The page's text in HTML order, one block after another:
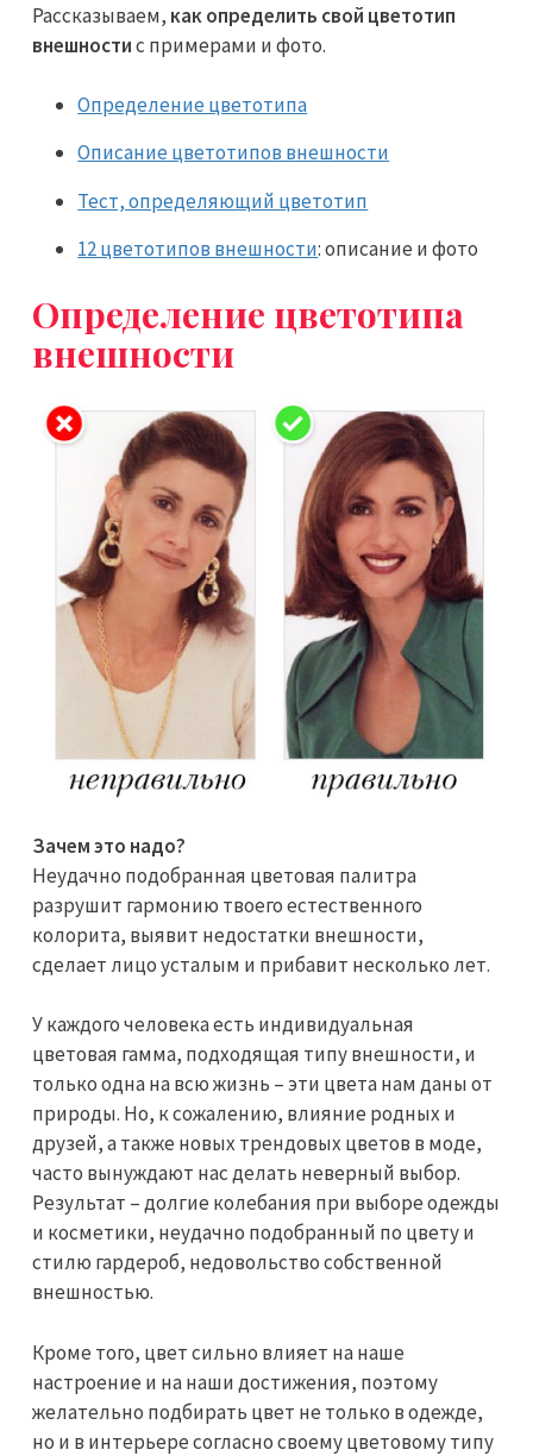
Рассказываем, как определить свой цветотип
внешностис примерами и фото.
Определение цветотипа
Описание цветотипов внешности
Тест, определяющий цветотип
12 цветотипов внешности: описание и фото
Определение цветотипа
внешности
Зачем это надо?
Неудачно подобранная цветовая палитра
разрушит гармонию твоего естественного
колорита, выявит недостатки внешности,
сделает лицо усталым и прибавит несколько лет.
У каждого человека есть индивидуальная
цветовая гамма, подходящая типу внешности, и
только одна на всю жизнь – эти цвета нам даны от
природы. Но, к сожалению, влияние родных и
друзей, а также новых трендовых цветов в моде,
часто вынуждают нас делать неверный выбор.
Результат – долгие колебания при выборе одежды
и косметики, неудачно подобранный по цвету и
стилю гардероб, недовольство собственной
внешностью.
Кроме того, цвет сильно влияет на наше
настроение и на наши достижения, поэтому
желательно подбирать цвет не только в одежде,
но и в интерьере согласно своему цветовому типу